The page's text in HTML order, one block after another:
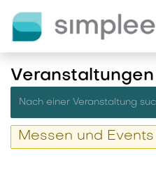
Veranstaltungen
Messen und Events